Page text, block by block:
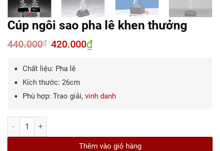
Cúp ngôi sao pha lê khen thưởng
440.000₫
Giá
gốc
420.000₫Giá
Chất liệu: Pha lê
Kích thước: 26cm
Phù hợp: Trao giải, vinh danh
Số lượng
Thêm vào giỏ hàng